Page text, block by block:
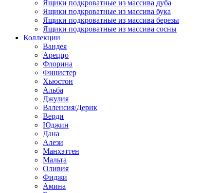
Ящики подкроватные из массива дуба
Ящики подкроватные из массива бука
Ящики подкроватные из массива березы
Ящики подкроватные из массива сосны
Коллекции
Вандея
Ареццо
Флорина
Финистер
Хьюстон
Альба
Джулия
Валенсия/Дерик
Верди
Юджин
Дана
Алези
Манхэттен
Мальта
Оливия
Фиджи
Амина